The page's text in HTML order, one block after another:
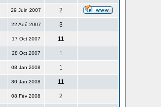
29 Juin 2007 2
22 Aoû 2007 3
17 Oct 2007 11
28 Oct 2007 1
08 Jan 2008 1
30 Jan 2008 11
08 Fév 2008 2